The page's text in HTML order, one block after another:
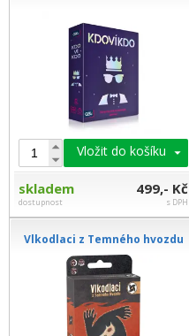
Vložit do košíku
skladem
dostupnost
499,- Kč
s DPH
Vlkodlaci z Temného hvozdu